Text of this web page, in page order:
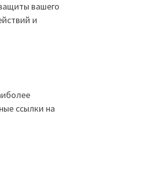
вашего
и
ссылки на